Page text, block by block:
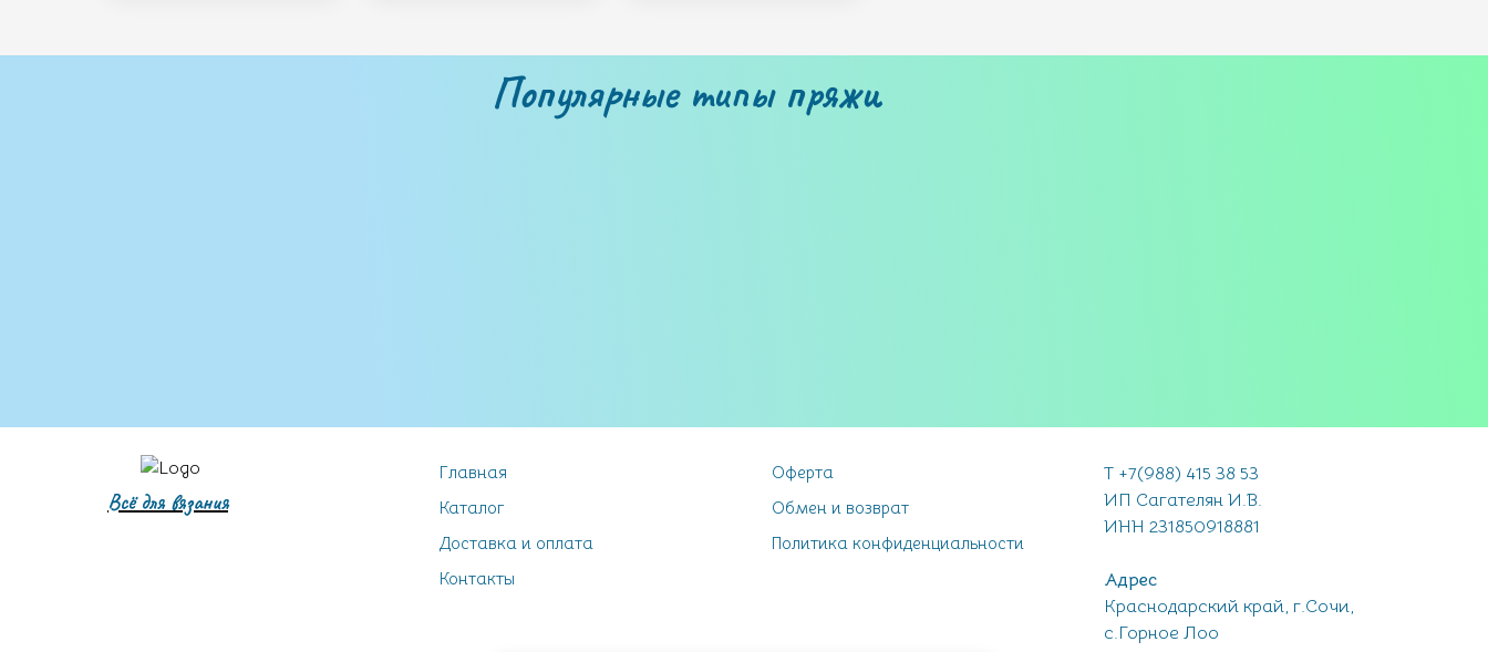
Популярные типы пряжи
Всё для вязания
Главная
Каталог
Доставка и оплата
Контакты
Оферта
Обмен и возврат
Политика конфиденциальности
Т +7(988) 415 38 53
ИП Сагателян И.В.
ИНН 231850918881
Адрес
Краснодарский край, г.Сочи,
с.Горное Лоо